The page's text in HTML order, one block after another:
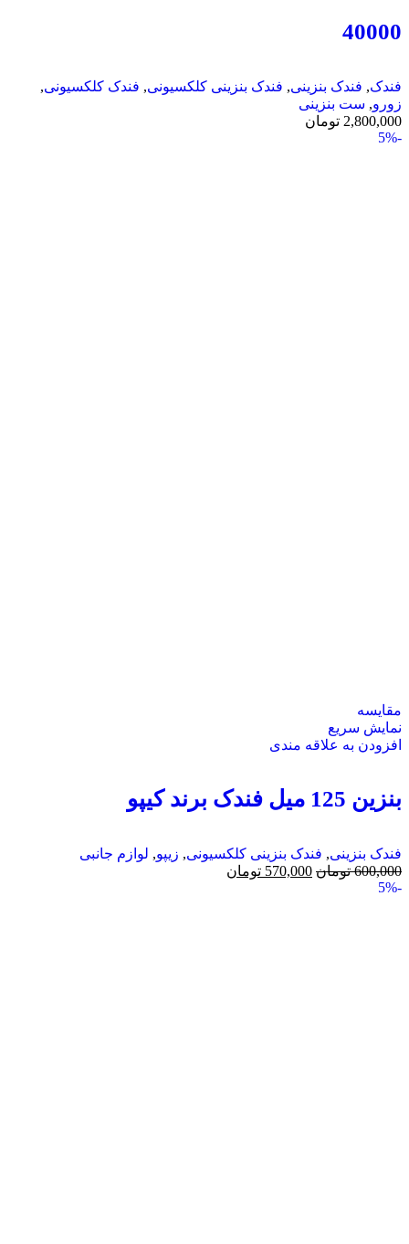
40000
فندک, فندک بنزینی, فندک بنزینی کلکسیونی, فندک کلکسیونی,
زورو, ست بنزینی
2,800,000 تومان
-5%
مقايسه
نمایش سریع
افزودن به علاقه مندی
بنزین 125 میل فندک برند کیپو
فندک بنزینی, فندک بنزینی کلکسیونی, زیپو, لوازم جانبی
600,000 تومان 570,000 تومان
-5%